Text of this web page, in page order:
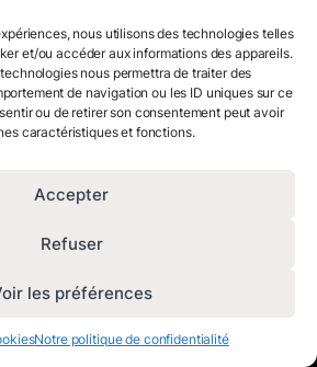
nous utilisons des technologies telles
et/ou accéder aux informations des appareils.
nous permettra de traiter des
de navigation ou les ID uniques sur ce
ou de retirer son consentement peut avoir
caractéristiques et fonctions.
Accepter
Refuser
les préférences
Notre politique de confidentialité